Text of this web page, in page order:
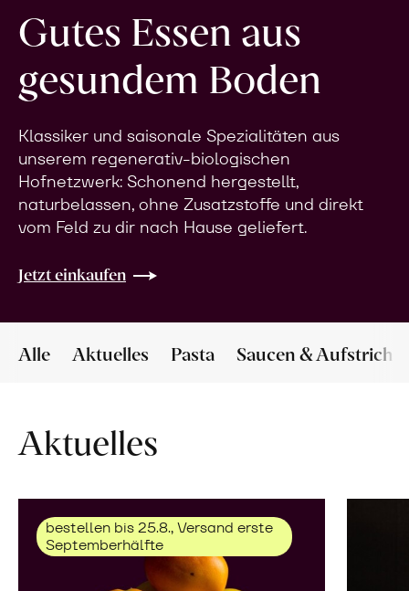
Gutes Essen aus
gesundem Boden
Klassiker und saisonale Spezialitäten aus
unserem regenerativ-biologischen
Hofnetzwerk: Schonend hergestellt,
naturbelassen, ohne Zusatzstoffe und direkt
vom Feld zu dir nach Hause geliefert.
Jetzt einkaufen
Alle Aktuelles Pasta Saucen & Aufstriche
Aktuelles
bestellen bis 25.8., Versand erste
Septemberhälfte